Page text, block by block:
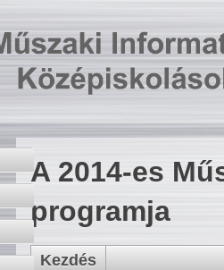
A 2014-es
programja
Kezdés